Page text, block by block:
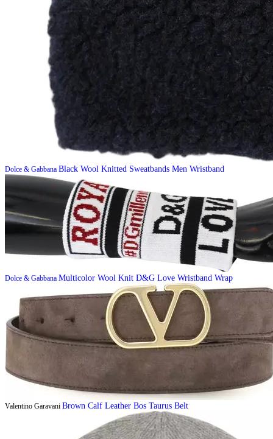
Dolce & Gabbana Black Wool Knitted Sweatbands Men Wristband
Dolce & Gabbana Multicolor Wool Knit D&G Love Wristband Wrap
Valentino Garavani Brown Calf Leather Bos Taurus Belt